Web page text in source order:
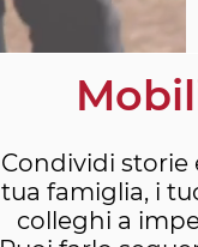
Condividi storie
tua famiglia, i
colleghi a